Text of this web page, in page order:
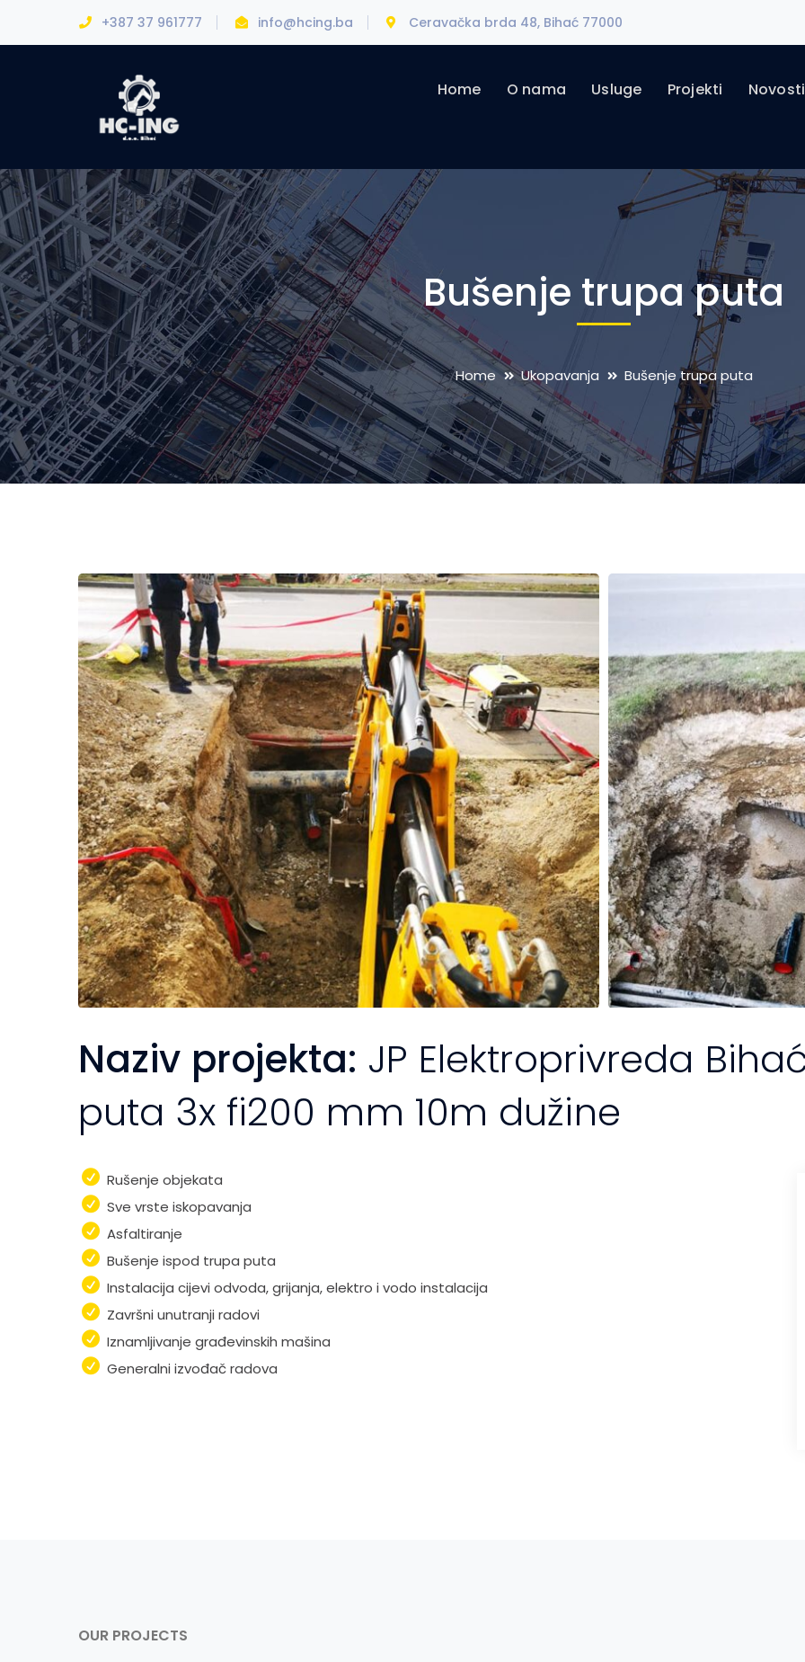
+387 37 961777 info@hcing.ba Ceravačka brda 48, Bihać 77000
Home O nama Usluge Projekti Novosti
Bušenje trupa puta
Home Ukopavanja Bušenje trupa puta
Naziv projekta: JP Elektroprivreda
puta 3x fi200 mm 10m dužine
Rušenje objekata
Sve vrste iskopavanja
Asfaltiranje
Bušenje ispod trupa puta
Instalacija cijevi odvoda, grijanja, elektro i vodo instalacija
Završni unutranji radovi
Iznamljivanje građevinskih mašina
Generalni izvođač radova
OUR PROJECTS